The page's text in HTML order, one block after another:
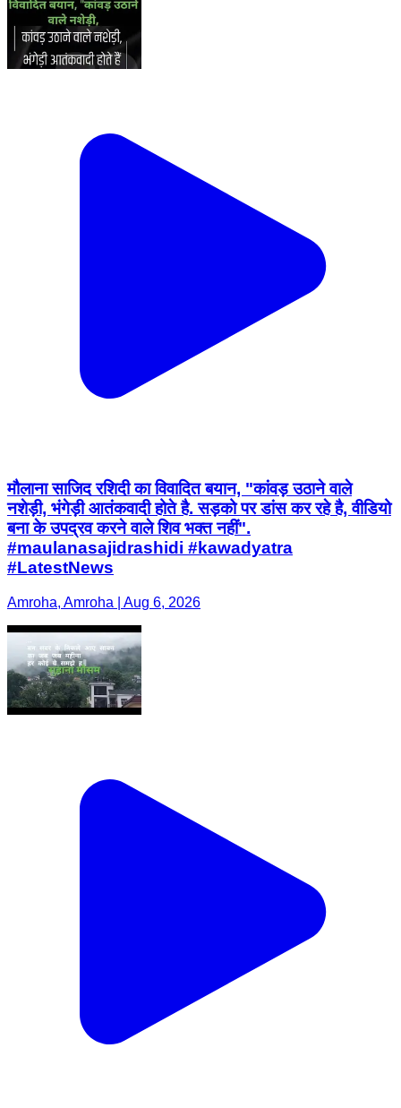
मौलाना साजिद रशिदी का विवादित बयान, "कांवड़ उठाने वाले
नशेड़ी, भंगेड़ी आतंकवादी होते है. सड़को पर डांस कर रहे है, वीडियो
बना के उपद्रव करने वाले शिव भक्त नहीं".
#maulanasajidrashidi #kawadyatra
#LatestNews
Amroha, Amroha | Aug 6, 2026